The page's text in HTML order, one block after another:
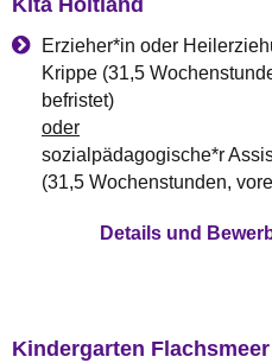
Kita Holtland
Erzieher*in oder
Krippe (31,5
befristet)
oder
sozialpädagogische*r
(31,5 Wochenstunden,
Details und
Kindergarten Flachsmeer